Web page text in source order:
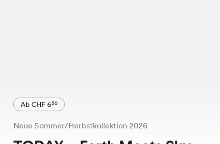
Ab CHF 650
Neue Sommer/Herbstkollektion 2026